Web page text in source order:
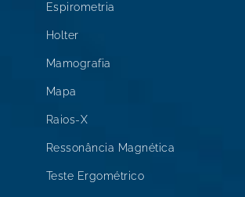
Espirometria
Holter
Mamografia
Mapa
Raios-X
Ressonância Magnética
Teste Ergométrico